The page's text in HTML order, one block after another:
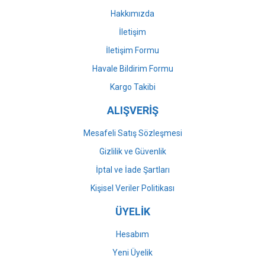
Gönder
Hakkımızda
İletişim
İletişim Formu
Havale Bildirim Formu
Kargo Takibi
ALIŞVERİŞ
Mesafeli Satış Sözleşmesi
Gizlilik ve Güvenlik
İptal ve İade Şartları
Kişisel Veriler Politikası
ÜYELİK
Hesabım
Yeni Üyelik